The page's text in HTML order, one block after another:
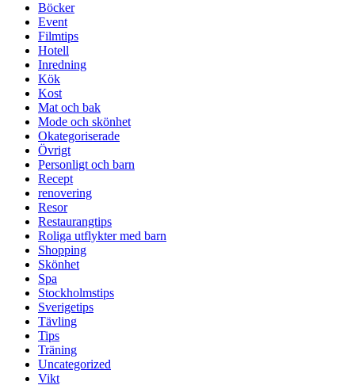
Böcker
Event
Filmtips
Hotell
Inredning
Kök
Kost
Mat och bak
Mode och skönhet
Okategoriserade
Övrigt
Personligt och barn
Recept
renovering
Resor
Restaurangtips
Roliga utflykter med barn
Shopping
Skönhet
Spa
Stockholmstips
Sverigetips
Tävling
Tips
Träning
Uncategorized
Vikt